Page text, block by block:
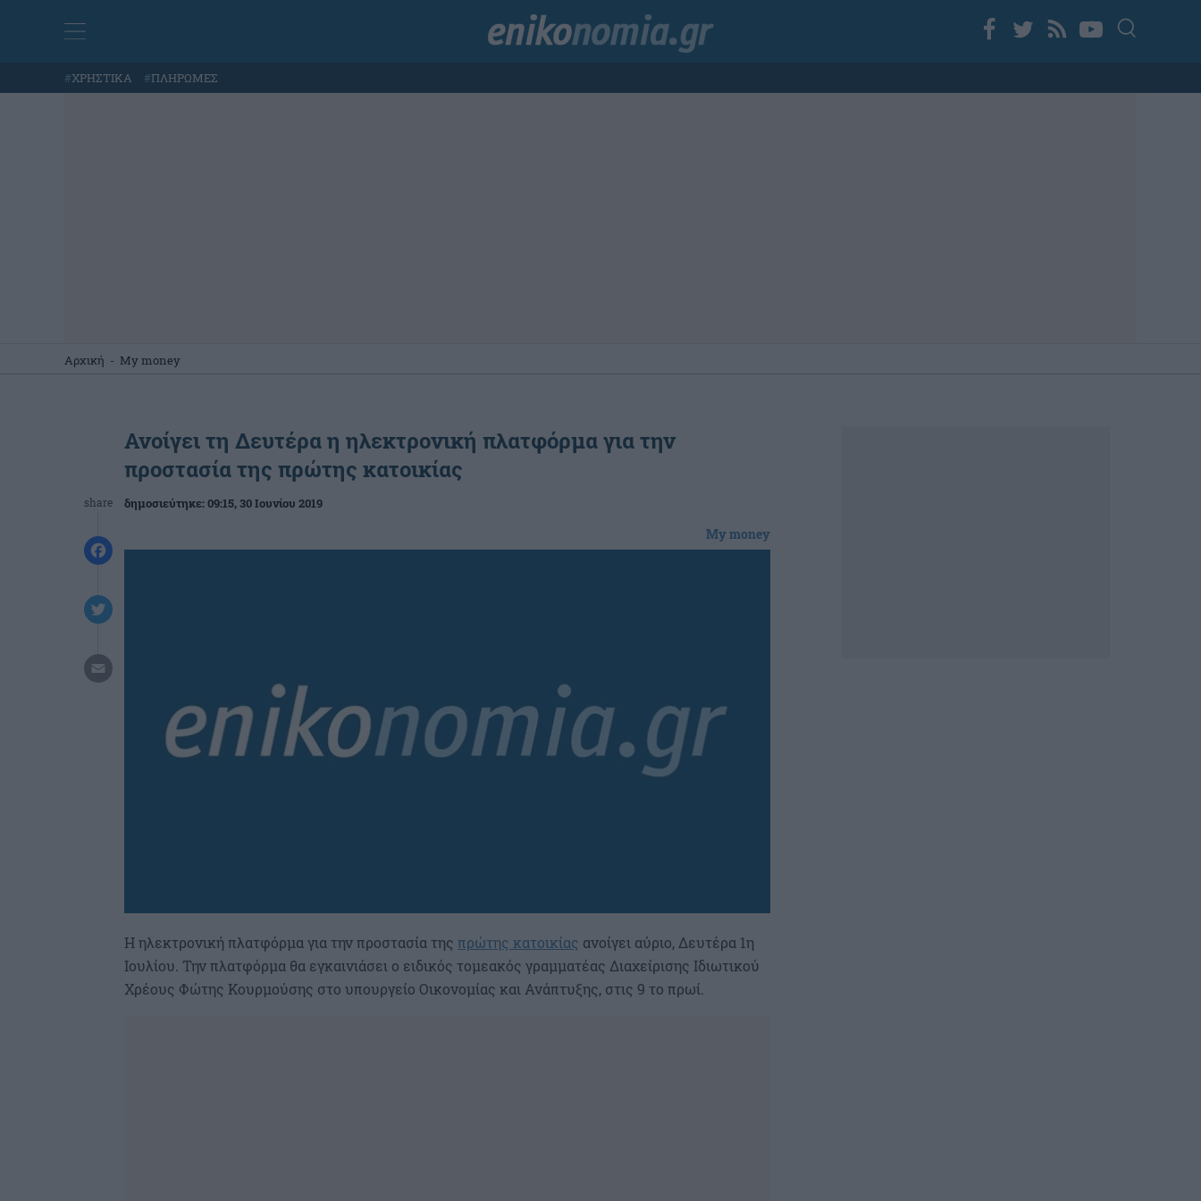
#ΧΡΗΣΤΙΚΑ #ΠΛΗΡΩΜΕΣ
Αρχική - My money
share
Ανοίγει τη Δευτέρα η ηλεκτρονική πλατφόρμα για την
προστασία της πρώτης κατοικίας
δημοσιεύτηκε:09:15, 30 Ιουνίου 2019
My money
Η ηλεκτρονική πλατφόρμα για την προστασία της πρώτης κατοικίας ανοίγει αύριο, Δευτέρα 1η
Ιουλίου. Την πλατφόρμα θα εγκαινιάσει ο ειδικός τομεακός γραμματέας Διαχείρισης Ιδιωτικού
Χρέους Φώτης Κουρμούσης στο υπουργείο Οικονομίας και Ανάπτυξης, στις‪ 9 το πρωί.